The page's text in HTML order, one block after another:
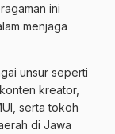
ini
menjaga
unsur seperti
kreator,
serta tokoh
di Jawa